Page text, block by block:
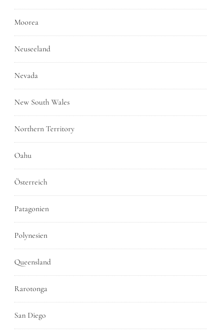
Moorea
Neuseeland
Nevada
New South Wales
Northern Territory
Oahu
Österreich
Patagonien
Polynesien
Queensland
Rarotonga
San Diego